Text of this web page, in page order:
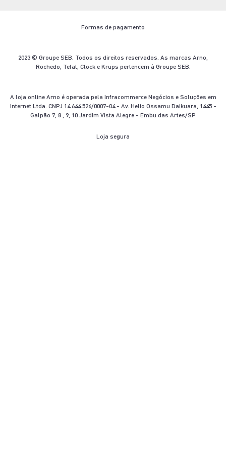
Aviso Legal
Formas de pagamento
2023 © Groupe SEB. Todos os direitos reservados. As marcas Arno,
Rochedo, Tefal, Clock e Krups pertencem à Groupe SEB.
A loja online Arno é operada pela Infracommerce Negócios e Soluções em
Internet Ltda. CNPJ 14.644.526/0007-04 - Av. Helio Ossamu Daikuara, 1445 -
Galpão 7, 8 , 9, 10 Jardim Vista Alegre - Embu das Artes/SP
Loja segura